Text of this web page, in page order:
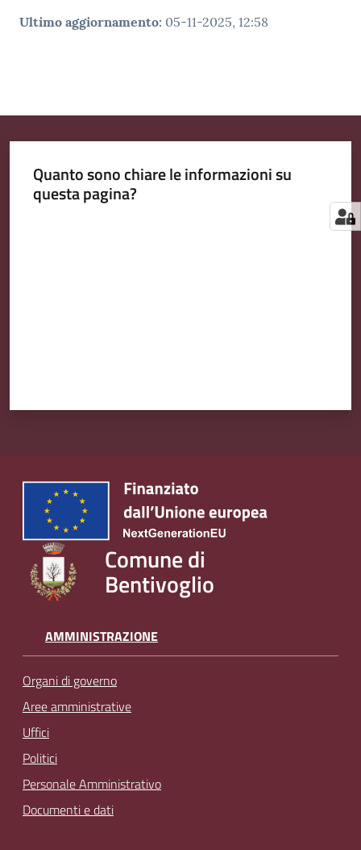
Ultimo aggiornamento: 05-11-2025, 12:58
Quanto sono chiare le informazioni su
questa pagina?
Comune di
Bentivoglio
AMMINISTRAZIONE
Organi di governo
Aree amministrative
Uffici
Politici
Personale Amministrativo
Documenti e dati